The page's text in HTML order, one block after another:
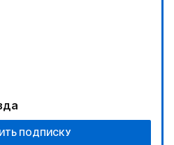
ПОДПИСКУ